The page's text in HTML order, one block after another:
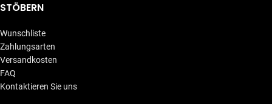
STÖBERN
Wunschliste
Zahlungsarten
Versandkosten
FAQ
Kontaktieren Sie uns